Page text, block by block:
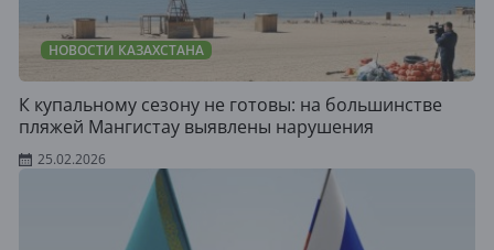
НОВОСТИ КАЗАХСТАНА
К купальному сезону не готовы: на большинстве
пляжей Мангистау выявлены нарушения
25.02.2026